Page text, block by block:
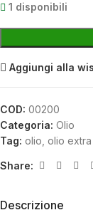
1 disponibili
Aggiungi alla
COD: 00200
Categoria: Olio
Tag: olio olio
Share:
Descrizione